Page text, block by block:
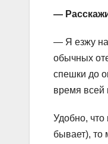
—
— Я езжу на
обычных
спешки до
время всей
Удобно,
бывает), то